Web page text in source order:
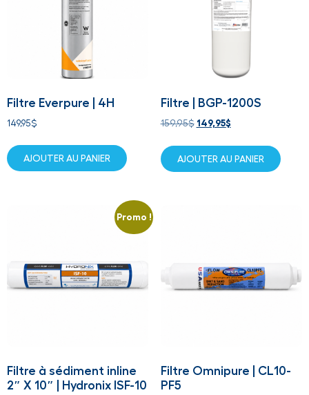
Filtre Everpure | 4H
149,95$
AJOUTER AU PANIER
Filtre | BGP-1200S
159,95$ 149,95$
AJOUTER AU PANIER
Promo !
Filtre à sédiment inline
2″ X 10″ | Hydronix ISF-10
Filtre Omnipure | CL10-
PF5